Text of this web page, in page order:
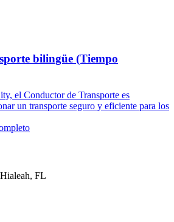
bilingüe (Tiempo
el Conductor de Transporte es
un transporte seguro y eficiente para los
FL